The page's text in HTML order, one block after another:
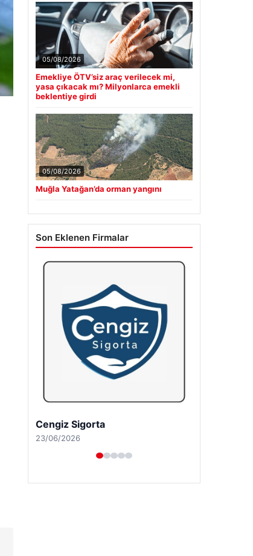
05/08/2026
Emekliye ÖTV’siz araç verilecek mi,
yasa çıkacak mı? Milyonlarca emekli
beklentiye girdi
05/08/2026
Muğla Yatağan’da orman yangını
Son Eklenen Firmalar
Hastaş Beton
26/05/2026